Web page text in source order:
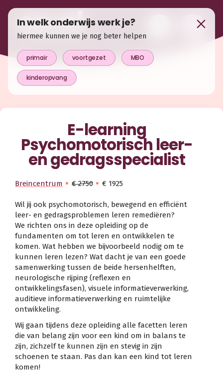
E-learning
Psychomotorisch leer-
en gedragsspecialist
Breincentrum € 2750 € 1925
Wil jij ook psychomotorisch, bewegend en efficiënt
leer- en gedragsproblemen leren remediëren?
We richten ons in deze opleiding op de
fundamenten om tot leren en ontwikkelen te
komen. Wat hebben we bijvoorbeeld nodig om te
kunnen leren lezen? Wat dacht je van een goede
samenwerking tussen de beide hersenhelften,
neurologische rijping (reflexen en
ontwikkelingsfasen), visuele informatieverwerking,
auditieve informatieverwerking en ruimtelijke
ontwikkeling.
Wij gaan tijdens deze opleiding alle facetten leren
die van belang zijn voor een kind om in balans te
zijn, zichzelf te kunnen zijn en stevig in zijn
schoenen te staan. Pas dan kan een kind tot leren
komen!
In welk onderwijs werk je?
hiermee kunnen we je nog beter helpen
primair voortgezet MBO
kinderopvang